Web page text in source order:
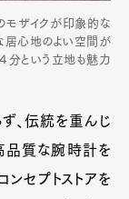
のモザイクが印象的な
居心地のよい空間が
分という立地も魅力
、伝統を重んじ
品質な腕時計を
セプトストアを